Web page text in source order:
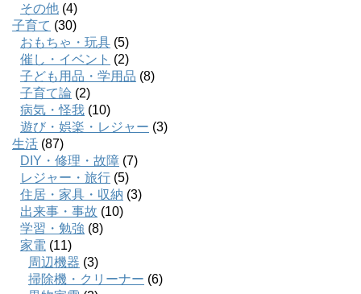
その他 (4)
子育て (30)
おもちゃ・玩具 (5)
催し・イベント (2)
子ども用品・学用品 (8)
子育て論 (2)
病気・怪我 (10)
遊び・娯楽・レジャー (3)
生活 (87)
DIY・修理・故障 (7)
レジャー・旅行 (5)
住居・家具・収納 (3)
出来事・事故 (10)
学習・勉強 (8)
家電 (11)
周辺機器 (3)
掃除機・クリーナー (6)